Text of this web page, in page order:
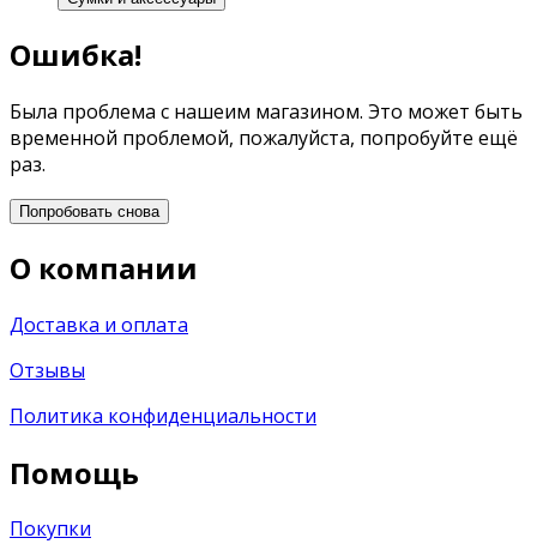
Ошибка!
Была проблема с нашеим магазином. Это может быть
временной проблемой, пожалуйста, попробуйте ещё
раз.
Попробовать снова
О компании
Доставка и оплата
Отзывы
Политика конфиденциальности
Помощь
Покупки